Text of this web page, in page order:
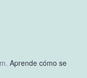
Aprende cómo se